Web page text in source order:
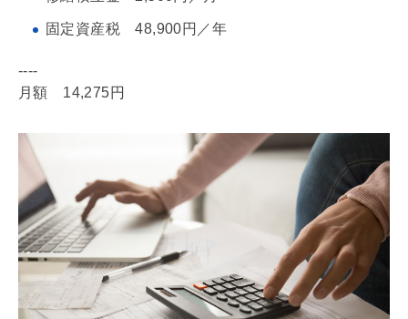
固定資産税 48,900円／年
----
月額 14,275円